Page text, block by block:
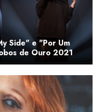
Side" e "Por Um
de Ouro 2021